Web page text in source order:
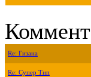
Re: Гизана
Re: Супер Тип